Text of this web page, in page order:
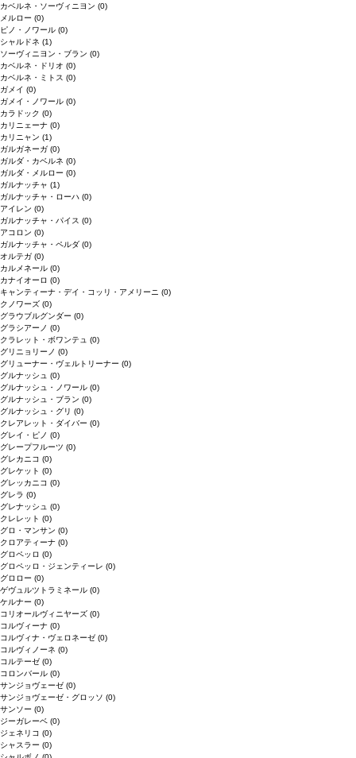
カベルネ・ソーヴィニヨン (0)
メルロー (0)
ピノ・ノワール (0)
シャルドネ (1)
ソーヴィニヨン・ブラン (0)
カベルネ・ドリオ (0)
カベルネ・ミトス (0)
ガメイ (0)
ガメイ・ノワール (0)
カラドック (0)
カリニェーナ (0)
カリニャン (1)
ガルガネーガ (0)
ガルダ・カベルネ (0)
ガルダ・メルロー (0)
ガルナッチャ (1)
ガルナッチャ・ローハ (0)
アイレン (0)
ガルナッチャ・パイス (0)
アコロン (0)
ガルナッチャ・ペルダ (0)
オルテガ (0)
カルメネール (0)
カナイオーロ (0)
キャンティーナ・デイ・コッリ・アメリーニ (0)
クノワーズ (0)
グラウブルグンダー (0)
グラシアーノ (0)
クラレット・ボワンテュ (0)
グリニョリーノ (0)
グリューナー・ヴェルトリーナー (0)
グルナッシュ (0)
グルナッシュ・ノワール (0)
グルナッシュ・ブラン (0)
グルナッシュ・グリ (0)
クレアレット・ダイバー (0)
グレイ・ピノ (0)
グレープフルーツ (0)
グレカニコ (0)
グレケット (0)
グレッカニコ (0)
グレラ (0)
グレナッシュ (0)
クレレット (0)
グロ・マンサン (0)
クロアティーナ (0)
グロペッロ (0)
グロペッロ・ジェンティーレ (0)
グロロー (0)
ゲヴュルツトラミネール (0)
ケルナー (0)
コリオールヴィニヤーズ (0)
コルヴィーナ (0)
コルヴィナ・ヴェロネーゼ (0)
コルヴィノーネ (0)
コルテーゼ (0)
コロンバール (0)
サンジョヴェーゼ (0)
サンジョヴェーゼ・グロッソ (0)
サンソー (0)
ジーガレーベ (0)
ジェネリコ (0)
シャスラー (0)